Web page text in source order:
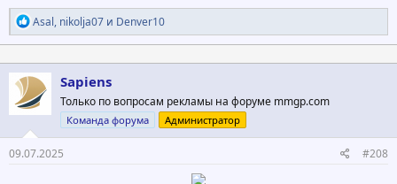
Р
е
а
к
ц
и
:
Asal, nikolja07 и Denver10
Sapiens
Только по вопросам рекламы на форуме mmgp.com
Команда форума Администратор
09.07.2025 #208